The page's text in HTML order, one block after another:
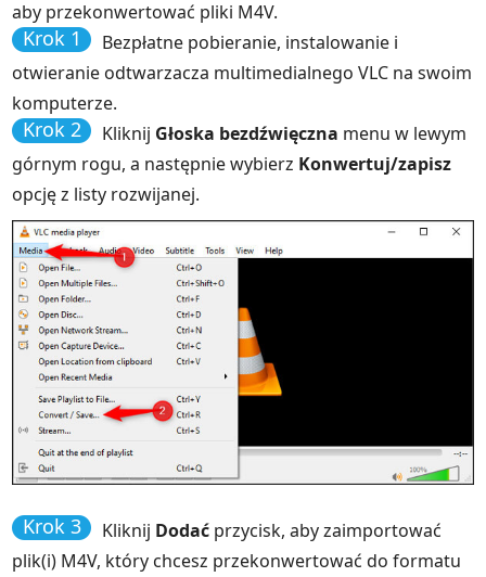
aby przekonwertować pliki M4V.
Krok 1
Bezpłatne pobieranie, instalowanie i
otwieranie odtwarzacza multimedialnego VLC na swoim
komputerze.
Krok 2 Kliknij Głoska bezdźwięczna menu w lewym
górnym rogu, a następnie wybierz Konwertuj/zapisz
opcję z listy rozwijanej.
Krok 3 Kliknij Dodać przycisk, aby zaimportować
plik(i) M4V, który chcesz przekonwertować do formatu